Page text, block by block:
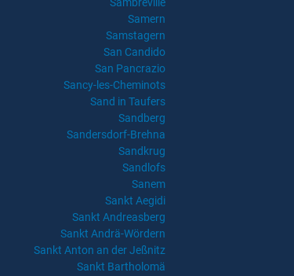
Samern
Samstagern
San Candido
San Pancrazio
Sancy-les-Cheminots
Sand in Taufers
Sandberg
Sandersdorf-Brehna
Sandkrug
Sandlofs
Sanem
Sankt Aegidi
Sankt Andreasberg
Sankt Andrä-Wördern
Sankt Anton an der Jeßnitz
Sankt Bartholomä